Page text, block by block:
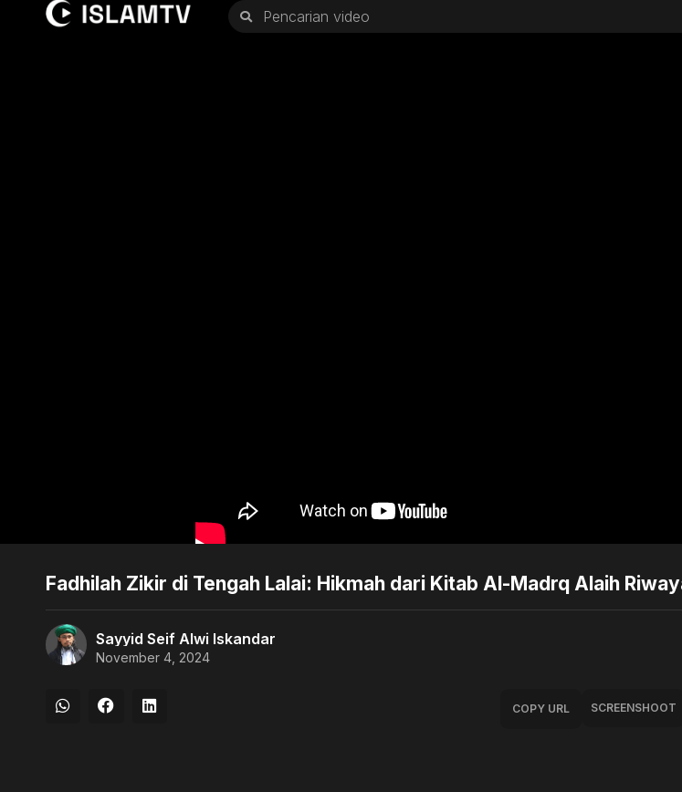
Fadhilah Zikir di Tengah Lalai: Hikmah dari Kitab Al-Madrq Alaih
Sayyid Seif Alwi Iskandar
November 4, 2024
COPY URL SCREENSHOOT